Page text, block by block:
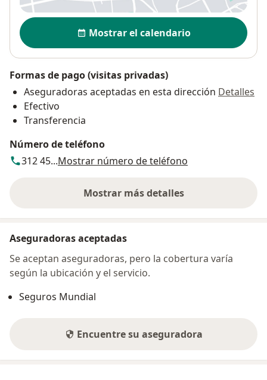
Disponibilidad
Mostrar el calendario
Formas de pago (visitas privadas)
Aseguradoras aceptadas en esta dirección Detalles
Efectivo
Transferencia
Número de teléfono
312 45...Mostrar número de teléfono
Mostrar más detalles
sobre la dirección
Aseguradoras aceptadas
Se aceptan aseguradoras, pero la cobertura varía
según la ubicación y el servicio.
Seguros Mundial
Encuentre su aseguradora